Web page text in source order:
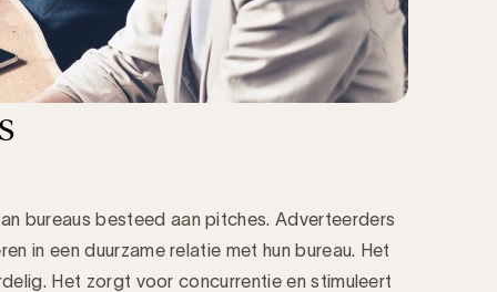
bureaus besteed aan pitches. Adverteerders
in een duurzame relatie met hun bureau. Het
Het zorgt voor concurrentie en stimuleert